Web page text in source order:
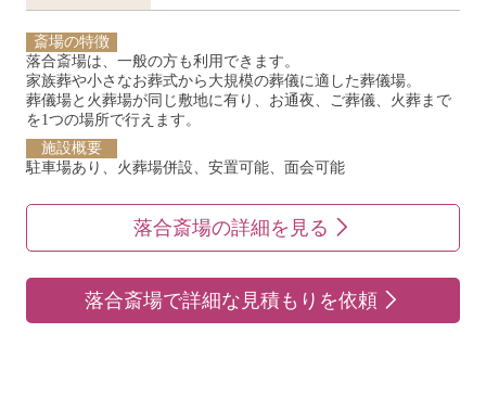
斎場の特徴
落合斎場は、一般の方も利用できます。
家族葬や小さなお葬式から大規模の葬儀に適した葬儀場。
葬儀場と火葬場が同じ敷地に有り、お通夜、ご葬儀、火葬まで
を1つの場所で行えます。
施設概要
駐車場あり、火葬場併設、安置可能、面会可能
落合斎場の詳細を見る
落合斎場で詳細な見積もりを依頼